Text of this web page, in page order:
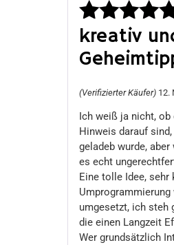
Bewertet
mit5von
kreativ
(Verifizierter Käufer) 12.
Ich weiß ja nicht, ob
Hinweis darauf
geladeb wurde,
es echt
Eine tolle Idee,
umgesetzt, ich steh
die einen Langzeit
Wer grundsätzlich